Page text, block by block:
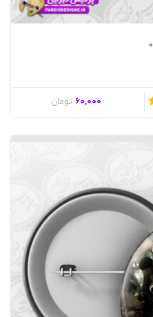
60,000 تومان